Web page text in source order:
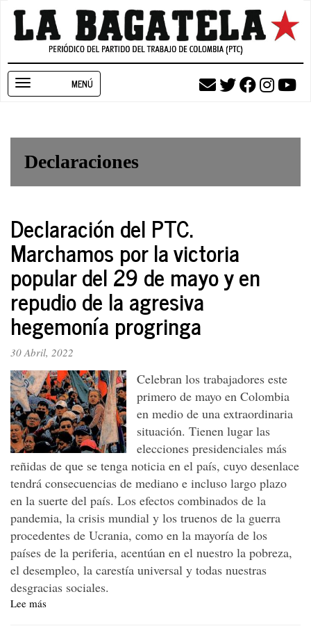
Pasar
contenido
navigation
Declaraciones
Declaración del PTC.
Marchamos por la victoria
popular del 29 de mayo y en
repudio de la agresiva
hegemonía progringa
30 Abril, 2022
Celebran los trabajadores este
primero de mayo en Colombia
en medio de una extraordinaria
situación. Tienen lugar las
elecciones presidenciales más
reñidas de que se tenga noticia en el país, cuyo desenlace
tendrá consecuencias de mediano e incluso largo plazo
en la suerte del país. Los efectos combinados de la
pandemia, la crisis mundial y los truenos de la guerra
procedentes de Ucrania, como en la mayoría de los
países de la periferia, acentúan en el nuestro la pobreza,
el desempleo, la carestía universal y todas nuestras
desgracias sociales.
Lee más